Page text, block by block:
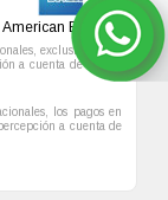
American Express
exclusivamente
a cuenta de bienes
los pagos en
a cuenta de